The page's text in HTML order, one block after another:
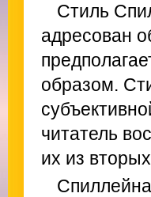
Стиль
адресован
образом.
читатель
их из